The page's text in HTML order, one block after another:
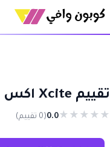
تقييم Xcite اكس سايت
★
★
★
★
★
0.0(0 تقييم)